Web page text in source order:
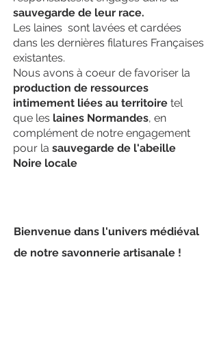
sauvegarde de leur race.
Les laines sont lavées et cardées
dans les dernières filatures Françaises
existantes.
Nous avons à coeur de favoriser la
production de ressources
intimement liées au territoire tel
que les laines Normandes, en
complément de notre engagement
pour la sauvegarde de l'abeille
Noire locale
Bienvenue dans l'univers médiéval
de notre savonnerie artisanale !